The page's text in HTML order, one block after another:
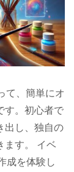
て、簡単にオ
す。初心者で
出し、独自の
ます。 イベ
成を体験し